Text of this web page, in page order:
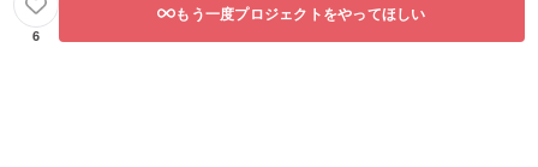
6
もう一度プロジェクトをやってほしい